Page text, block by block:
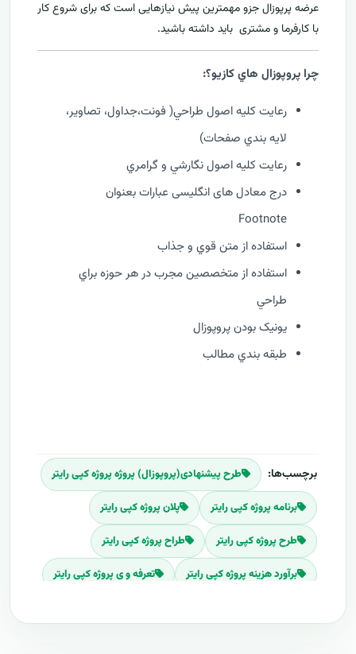
عرضه پرپوزال جزو مهمترين پیش نیازهایی است که برای شروع کار
با کارفرما و مشتری بايد داشته باشيد.
چرا پروپوزال هاي کازيو؟:
رعايت کليه اصول طراحي( فونت،جداول، تصاوير،
لايه بندي صفحات)
رعايت کليه اصول نگارشي و گرامري
درج معادل های انگلیسی عبارات بعنوان
Footnote
استفاده از متن قوي و جذاب
استفاده از متخصصين مجرب در هر حوزه براي
طراحي
يونيک بودن پروپوزال
طبقه بندي مطالب
برچسب‌ها: طرح پیشنهادی(پروپوزال) پروژه پروژه کپی رایتر
برنامه پروژه کپی رایتر پلان پروژه کپی رایتر
طرح پروژه کپی رایتر طراح پروژه کپی رایتر
برآورد هزینه پروژه کپی رایتر تعرفه و ی پروژه کپی رایتر